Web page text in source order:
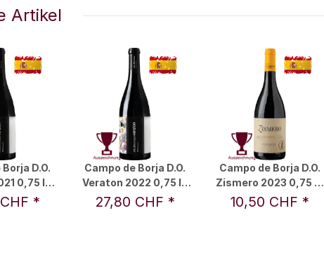
Artikel
D.O.
0,75 l -
Alto*
Campo de Borja D.O.
Veraton 2022 0,75 l -
Bodegas Alto
27,80 CHF *
Campo de Borja D.O.
Zismero 2023 0,75 l -
Locos Por el Vino
10,50 CHF *